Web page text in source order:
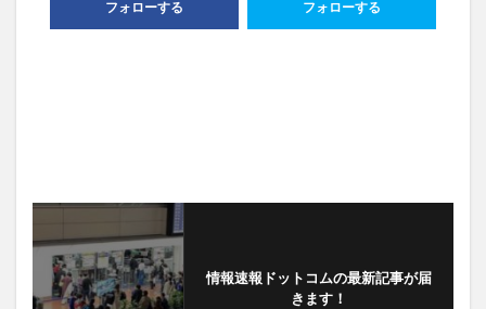
フォローする
フォローする
情報速報ドットコムの最新記事が届
きます！